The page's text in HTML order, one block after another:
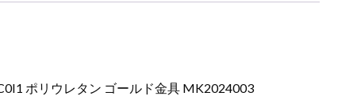
ポリウレタン ゴールド金具 MK2024003